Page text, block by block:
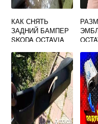
КАК СНЯТЬ
ЗАДНИЙ БАМПЕР
SKODA OCTAVIA